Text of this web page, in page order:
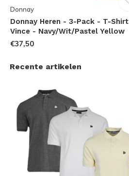
Donnay
Donnay Heren - 3-Pack - T-Shirt
Vince - Navy/Wit/Pastel Yellow
€37,50
Recente artikelen